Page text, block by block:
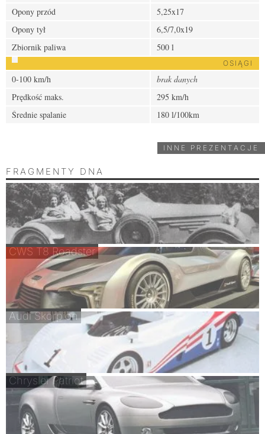
Opony przód
5,25x17
Opony tył
6,5/7,0x19
Zbiornik paliwa
500 l
OSIĄGI
0-100 km/h
brak danych
Prędkość maks.
295 km/h
Średnie spalanie
180 l/100km
INNE PREZENTACJE
FRAGMENTY DNA
CWS T8 Roadster
Audi Skorpion
Chrysler Patriot